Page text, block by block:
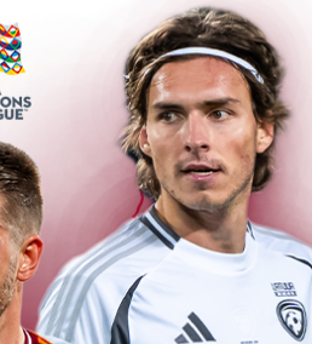
FK
Skonto stadions
2003 Pirma liga, 22.
SK
Rēzeknes Sporta